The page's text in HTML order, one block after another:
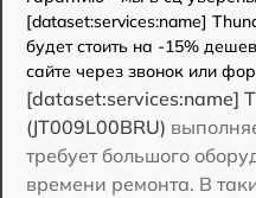
[dataset:services:name]
будет стоить на -15%
сайте через звонок или
[dataset:services:name]
(JT009L00BRU)
требует большого
времени ремонта. В